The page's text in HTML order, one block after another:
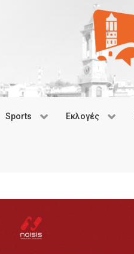
Sports Εκλογές